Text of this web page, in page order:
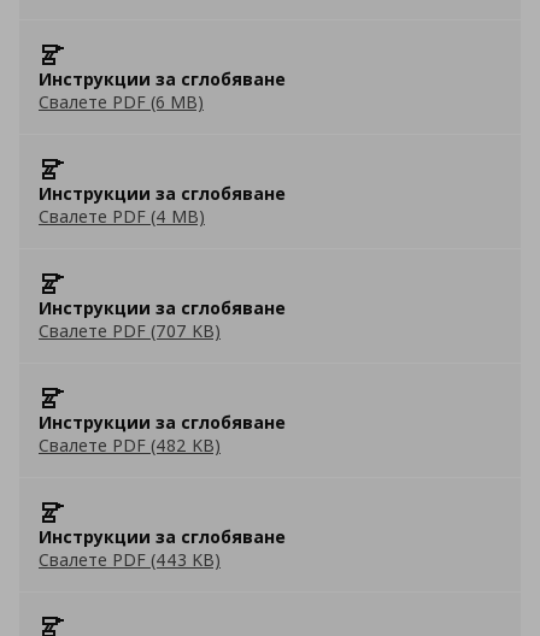
Инструкции за сглобяване
Свалете PDF (6 MB)
Инструкции за сглобяване
Свалете PDF (4 MB)
Инструкции за сглобяване
Свалете PDF (707 KB)
Инструкции за сглобяване
Свалете PDF (482 KB)
Инструкции за сглобяване
Свалете PDF (443 KB)